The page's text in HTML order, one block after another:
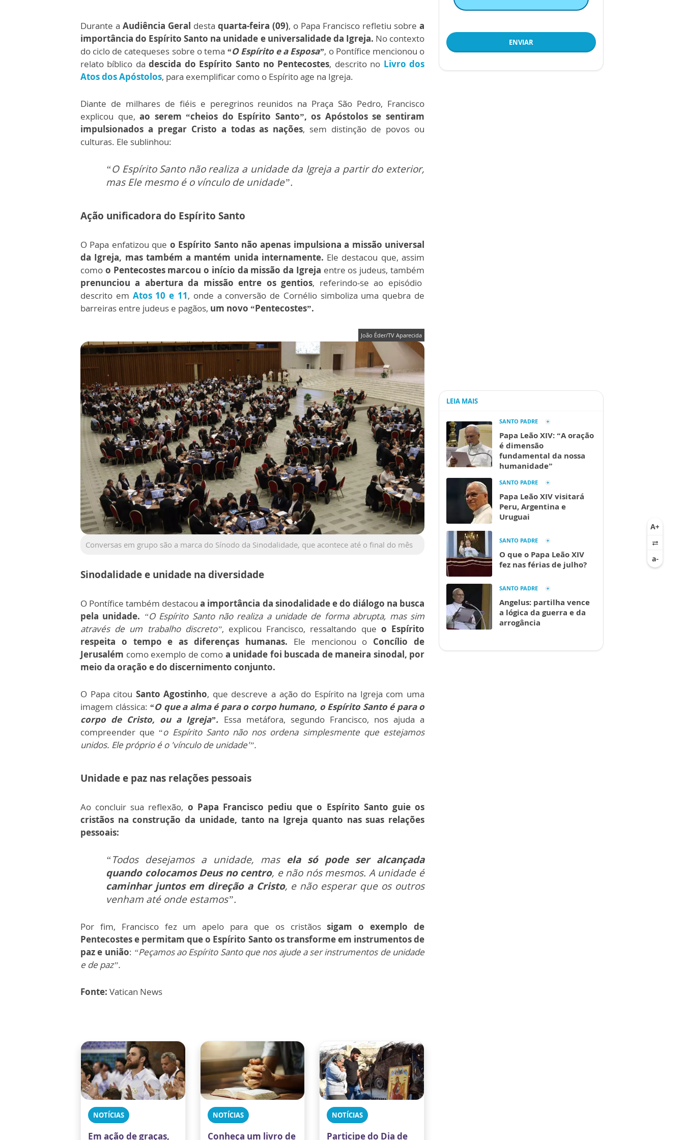
Durante a Audiência Geral desta quarta-feira (09), o Papa Francisco refletiu sobre a
importância do Espírito Santo na unidade e universalidade da Igreja. No contexto
do ciclo de catequeses sobre o tema “O Espírito e a Esposa”, o Pontífice mencionou o
relato bíblico dadescida do Espírito Santo no Pentecostes, descrito no Livro dos
Atos dos Apóstolos, para exemplificar como o Espírito age na Igreja.
Diante de milhares de fiéis e peregrinos reunidos na Praça São Pedro, Francisco
explicou que,ao serem “cheios do Espírito Santo”, os Apóstolos se sentiram
impulsionados a pregar Cristo a todas as nações, sem distinção de povos ou
culturas. Ele sublinhou:
“O Espírito Santo não realiza a unidade da Igreja a partir do exterior,
mas Ele mesmo é o vínculo de unidade”.
Ação unificadora do Espírito Santo
O Papa enfatizou que o Espírito Santo não apenas impulsiona a missão universal
da Igreja, mas também a mantém unida internamente. Ele destacou que, assim
como o Pentecostes marcou o início da missão da Igreja entre os judeus, também
prenunciou a abertura da missão entre os gentios, referindo-se ao episódio
descrito em Atos 10 e 11, onde a conversão de Cornélio simboliza uma quebra de
barreiras entre judeus e pagãos, um novo “Pentecostes”.
João Éder/TV Aparecida
Conversas em grupo são a marca do Sínodo da Sinodalidade, que acontece até o final do mês
Sinodalidade e unidade na diversidade
O Pontífice também destacoua importância da sinodalidade e do diálogo na busca
pela unidade. “O Espírito Santo não realiza a unidade de forma abrupta, mas sim
através de um trabalho discreto”, explicou Francisco, ressaltando que o Espírito
respeita o tempo e as diferenças humanas. Ele mencionou o Concílio de
Jerusalém como exemplo de como a unidade foi buscada de maneira sinodal, por
meio da oração e do discernimento conjunto.
O Papa citou Santo Agostinho, que descreve a ação do Espírito na Igreja com uma
imagem clássica: “O que a alma é para o corpo humano, o Espírito Santo é para o
corpo de Cristo, ou a Igreja”. Essa metáfora, segundo Francisco, nos ajuda a
compreender que “o Espírito Santo não nos ordena simplesmente que estejamos
unidos. Ele próprio é o 'vínculo de unidade'”.
Unidade e paz nas relações pessoais
Ao concluir sua reflexão, o Papa Francisco pediu que o Espírito Santo guie os
cristãos na construção da unidade, tanto na Igreja quanto nas suas relações
pessoais:
“Todos desejamos a unidade, mas ela só pode ser alcançada
quando colocamos Deus no centro, e não nós mesmos. A unidade é
caminhar juntos em direção a Cristo, e não esperar que os outros
venham até onde estamos”.
Por fim, Francisco fez um apelo para que os cristãossigam o exemplo de
Pentecostes e permitam que o Espírito Santo os transforme em instrumentos de
paz e união: “Peçamos ao Espírito Santo que nos ajude a ser instrumentos de unidade
e de paz”.
Fonte: Vatican News
NOTÍCIAS
Em ação de graças,
NOTÍCIAS
Conheça um livro de
NOTÍCIAS
Participe do Dia de
ENVIAR
LEIA MAIS
SANTO PADRE
Papa Leão XIV: “A oração
é dimensão
fundamental da nossa
humanidade”
SANTO PADRE
Papa Leão XIV visitará
Peru, Argentina e
Uruguai
SANTO PADRE
O que o Papa Leão XIV
fez nas férias de julho?
SANTO PADRE
Angelus: partilha vence
a lógica da guerra e da
arrogância